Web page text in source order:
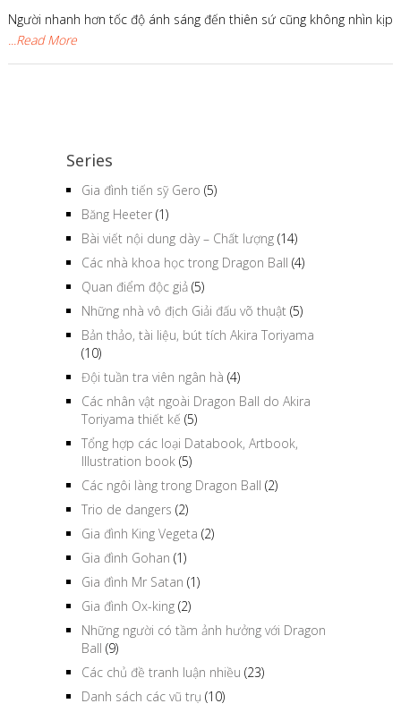
Người nhanh hơn tốc độ ánh sáng đến thiên sứ cũng không nhìn kịp
...Read More
Series
Gia đình tiến sỹ Gero (5)
Băng Heeter (1)
Bài viết nội dung dày – Chất lượng (14)
Các nhà khoa học trong Dragon Ball (4)
Quan điểm độc giả (5)
Những nhà vô địch Giải đấu võ thuật (5)
Bản thảo, tài liệu, bút tích Akira Toriyama
(10)
Đội tuần tra viên ngân hà (4)
Các nhân vật ngoài Dragon Ball do Akira
Toriyama thiết kế (5)
Tổng hợp các loại Databook, Artbook,
Illustration book (5)
Các ngôi làng trong Dragon Ball (2)
Trio de dangers (2)
Gia đình King Vegeta (2)
Gia đình Gohan (1)
Gia đình Mr Satan (1)
Gia đình Ox-king (2)
Những người có tầm ảnh hưởng với Dragon
Ball (9)
Các chủ đề tranh luận nhiều (23)
Danh sách các vũ trụ (10)